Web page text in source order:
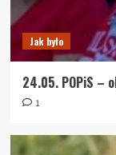
Jak było
24.05. POPiS –
1